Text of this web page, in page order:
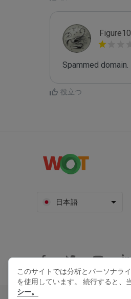
Figure10
Spammed
役立つ
日本語
このサイトでは分析とパーソナラ
を使用しています。 続行すると、
シー。